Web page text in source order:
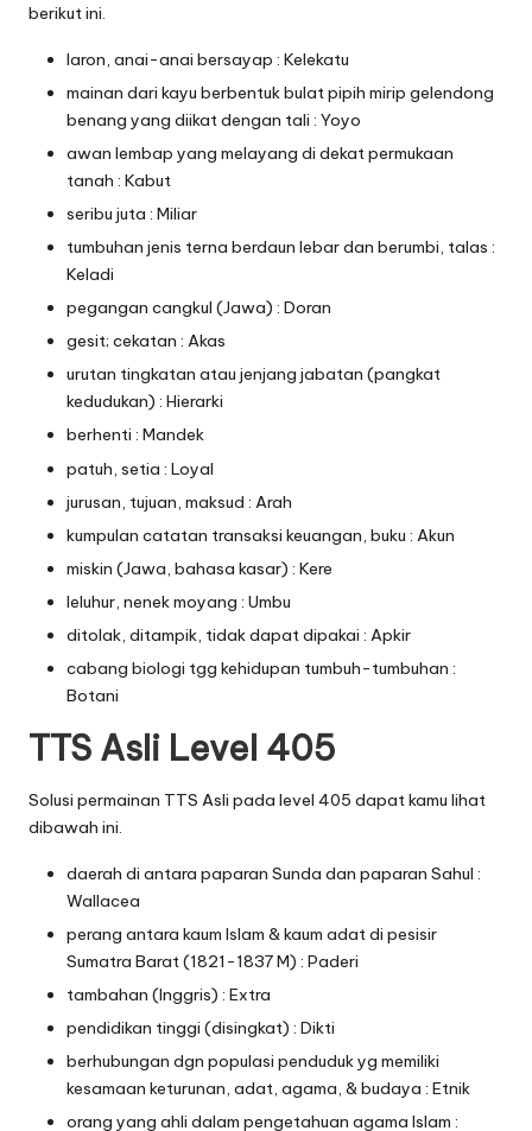
berikut ini.
laron, anai-anai bersayap : Kelekatu
mainan dari kayu berbentuk bulat pipih mirip gelendong
benang yang diikat dengan tali : Yoyo
awan lembap yang melayang di dekat permukaan
tanah : Kabut
seribu juta : Miliar
tumbuhan jenis terna berdaun lebar dan berumbi, talas :
Keladi
pegangan cangkul (Jawa) : Doran
gesit; cekatan : Akas
urutan tingkatan atau jenjang jabatan (pangkat
kedudukan) : Hierarki
berhenti : Mandek
patuh, setia : Loyal
jurusan, tujuan, maksud : Arah
kumpulan catatan transaksi keuangan, buku : Akun
miskin (Jawa, bahasa kasar) : Kere
leluhur, nenek moyang : Umbu
ditolak, ditampik, tidak dapat dipakai : Apkir
cabang biologi tgg kehidupan tumbuh-tumbuhan :
Botani
TTS Asli Level 405
Solusi permainan TTS Asli pada level 405 dapat kamu lihat
dibawah ini.
daerah di antara paparan Sunda dan paparan Sahul :
Wallacea
perang antara kaum Islam & kaum adat di pesisir
Sumatra Barat (1821-1837 M) : Paderi
tambahan (Inggris) : Extra
pendidikan tinggi (disingkat) : Dikti
berhubungan dgn populasi penduduk yg memiliki
kesamaan keturunan, adat, agama, & budaya : Etnik
orang yang ahli dalam pengetahuan agama Islam :